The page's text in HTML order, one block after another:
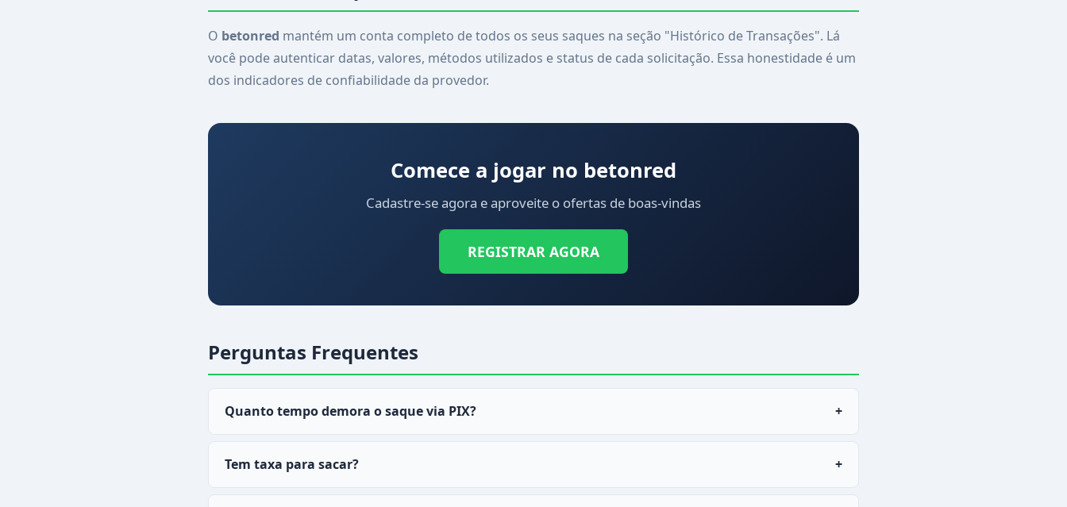
O betonred mantém um conta completo de todos os seus saques na seção "Histórico de Transações". Lá
você pode autenticar datas, valores, métodos utilizados e status de cada solicitação. Essa honestidade é um
dos indicadores de confiabilidade da provedor.
Comece a jogar no betonred
Cadastre-se agora e aproveite o ofertas de boas-vindas
REGISTRAR AGORA
Perguntas Frequentes
Quanto tempo demora o saque via PIX?
+
Tem taxa para sacar?
+